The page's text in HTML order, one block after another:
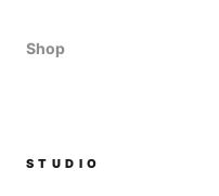
Shop
STUDIO